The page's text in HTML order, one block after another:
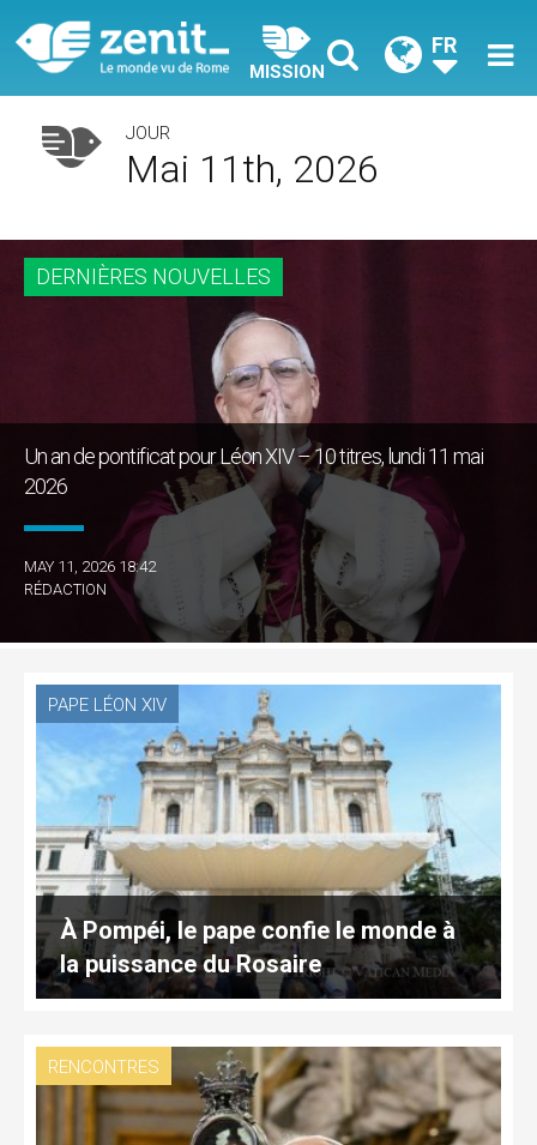
MISSION
FR
JOUR
Mai 11th, 2026
DERNIÈRES NOUVELLES
Un an de pontificat pour Léon XIV – 10 titres, lundi 11 mai
2026
MAY 11, 2026 18:42
RÉDACTION
PAPE LÉON XIV
À Pompéi, le pape confie le monde à
la puissance du Rosaire
RENCONTRES